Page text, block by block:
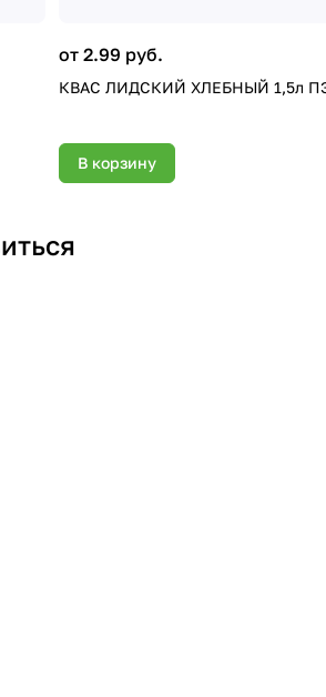
от 2.99 руб.
КВАС ЛИДСКИЙ ХЛЕБНЫЙ
В корзину